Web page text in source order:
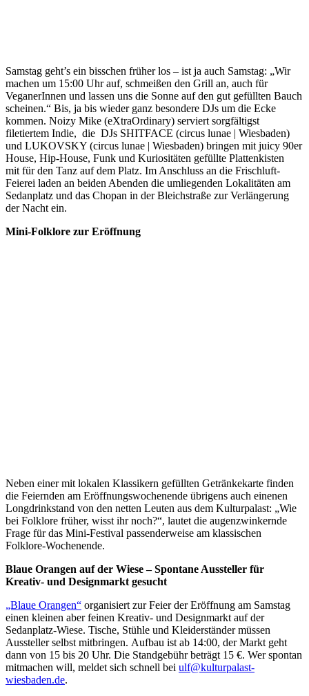
Samstag geht’s ein bisschen früher los – ist ja auch Samstag: „Wir
machen um 15:00 Uhr auf, schmeißen den Grill an, auch für
VeganerInnen und lassen uns die Sonne auf den gut gefüllten Bauch
scheinen.“ Bis, ja bis wieder ganz besondere DJs um die Ecke
kommen. Noizy Mike (eXtraOrdinary) serviert sorgfältigst
filetiertem Indie, die DJs SHITFACE (circus lunae | Wiesbaden)
und LUKOVSKY (circus lunae | Wiesbaden) bringen mit juicy 90er
House, Hip-House, Funk und Kuriositäten gefüllte Plattenkisten
mit für den Tanz auf dem Platz. Im Anschluss an die Frischluft-
Feierei laden an beiden Abenden die umliegenden Lokalitäten am
Sedanplatz und das Chopan in der Bleichstraße zur Verlängerung
der Nacht ein.
Mini-Folklore zur Eröffnung
Neben einer mit lokalen Klassikern gefüllten Getränkekarte finden
die Feiernden am Eröffnungswochenende übrigens auch einenen
Longdrinkstand von den netten Leuten aus dem Kulturpalast: „Wie
bei Folklore früher, wisst ihr noch?“, lautet die augenzwinkernde
Frage für das Mini-Festival passenderweise am klassischen
Folklore-Wochenende.
Blaue Orangen auf der Wiese – Spontane Aussteller für
Kreativ- und Designmarkt gesucht
„Blaue Orangen“ organisiert zur Feier der Eröffnung am Samstag
einen kleinen aber feinen Kreativ- und Designmarkt auf der
Sedanplatz-Wiese. Tische, Stühle und Kleiderständer müssen
Aussteller selbst mitbringen. Aufbau ist ab 14:00, der Markt geht
dann von 15 bis 20 Uhr. Die Standgebühr beträgt 15 €. Wer spontan
mitmachen will, meldet sich schnell bei ulf@kulturpalast-
wiesbaden.de.